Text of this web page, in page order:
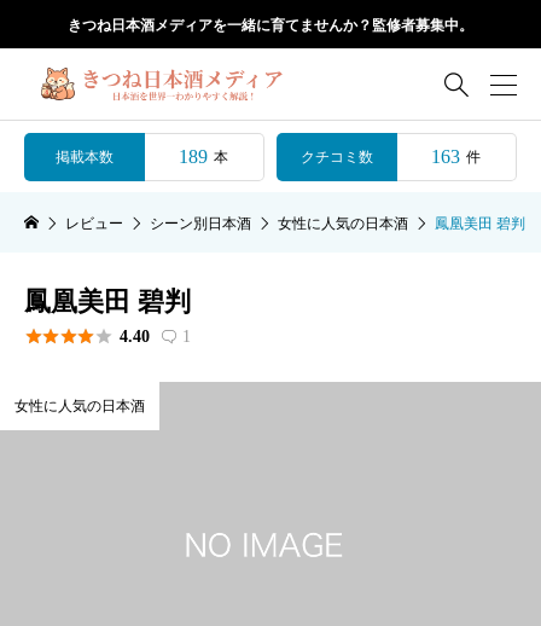
きつね日本酒メディアを一緒に育てませんか？監修者募集中。

掲載本数 189 本 クチコミ数 163 件
レビュー シーン別日本酒 女性に人気の日本酒 鳳凰美田 碧判
鳳凰美田 碧判
 4.40  1
女性に人気の日本酒